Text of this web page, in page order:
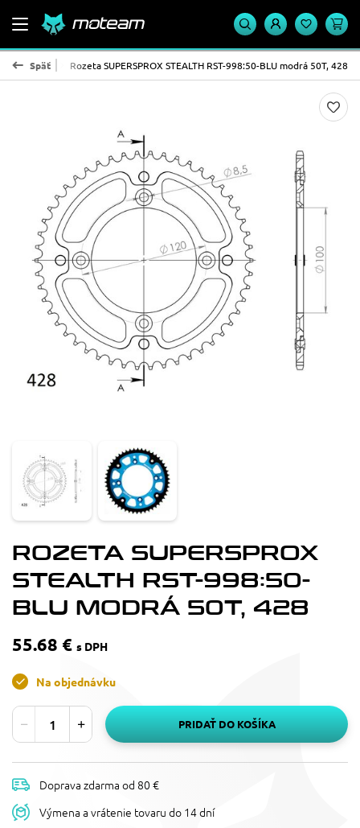
Späť
- STEALTH Rozeta SUPERSPROX STEALTH RST-998:50-BLU modrá 50T, 428
ROZETA SUPERSPROX
STEALTH RST-998:50-
BLU MODRÁ 50T, 428
55.68 € s DPH
Na objednávku
PRIDAŤ DO KOŠÍKA
Doprava zdarma od 80 €
Výmena a vrátenie tovaru do 14 dní